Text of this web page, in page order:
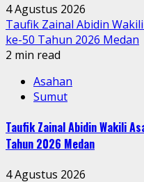
4 Agustus 2026
Taufik Zainal Abidin
ke-50 Tahun 2026 Medan
2 min read
Asahan
Sumut
Taufik Zainal Abidin Wakili
Tahun 2026 Medan
4 Agustus 2026